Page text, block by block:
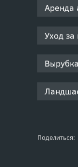
Аренда
Уход за
Поделиться: